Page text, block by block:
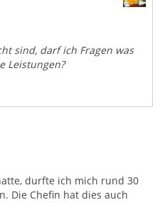
sind, darf ich Fragen was
Leistungen?
durfte ich mich rund 30
Die Chefin hat dies auch